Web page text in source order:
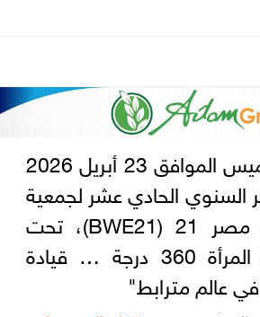
تنطلق غدًا الخميس الموافق 23 أبريل 2026
السنوي الحادي عشر لجمعية
سيدات أعمال مصر 21 (BWE21)، تحت
عنوان: "قيادة المرأة 360 درجة … قيادة
عالم مترابط"